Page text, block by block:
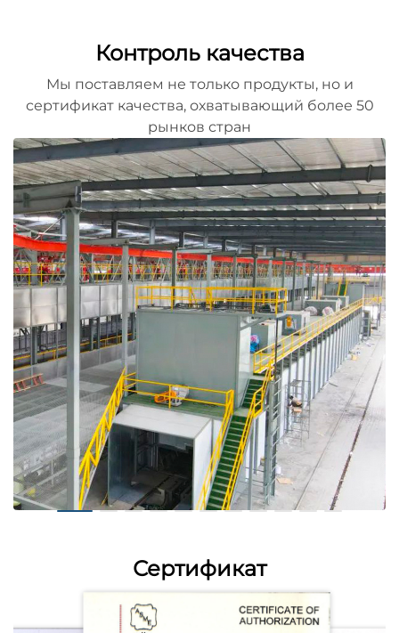
Контроль качества
Мы поставляем не только продукты, но и
сертификат качества, охватывающий более 50
рынков стран
Сертификат